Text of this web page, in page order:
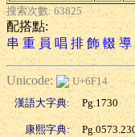
搜索次數: 63825
配搭點:
串 重 員 唱 排 飾 輟 導
Unicode:
U+6F14
漢語大字典:
Pg.1730
康熙字典: